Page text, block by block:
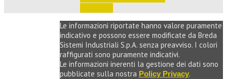
Le informazioni riportate hanno valore puramente
indicativo e possono essere modificate da Breda
Sistemi Industriali S.p.A. senza preavviso. I colori
raffigurati sono puramente indicativi.
Le informazioni inerenti la gestione dei dati sono
pubblicate sulla nostra Policy Privacy.